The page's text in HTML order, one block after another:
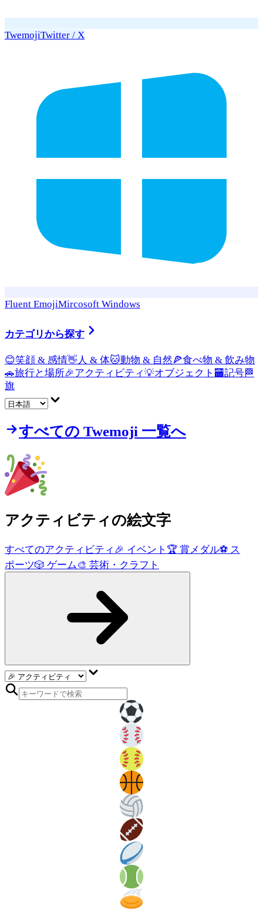
TwemojiTwitter / X
Fluent EmojiMircosoft Windows
カテゴリから探す
😊笑顔 & 感情👋 人 & 体🐱動物 & 自然🍕食べ物 & 飲み物
🚗旅行と場所🎉アクティビティ💡オブジェクト 🏧記号🏁
旗
すべての Twemoji 一覧へ
アクティビティの絵文字
すべてのアクティビティ 🎉 イベント 🏆 賞メダル⚽ ス
ポーツ🎲 ゲーム🎨 芸術・クラフト